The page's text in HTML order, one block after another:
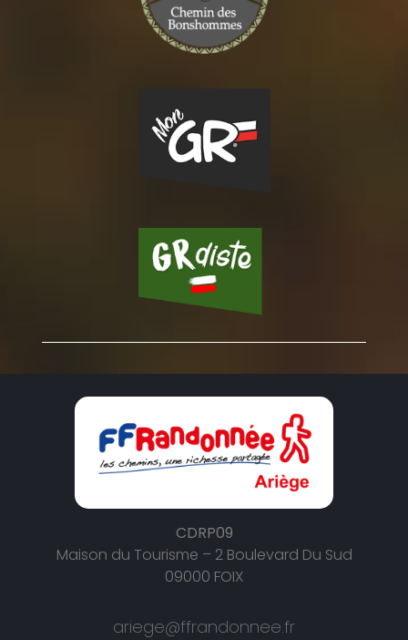
CDRP09
Maison du Tourisme – 2 Boulevard Du Sud
09000 FOIX
ariege@ffrandonnee.fr